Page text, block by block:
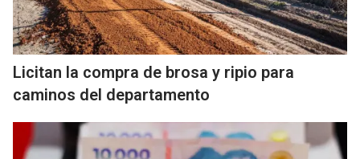
Licitan la compra de brosa y ripio para
caminos del departamento